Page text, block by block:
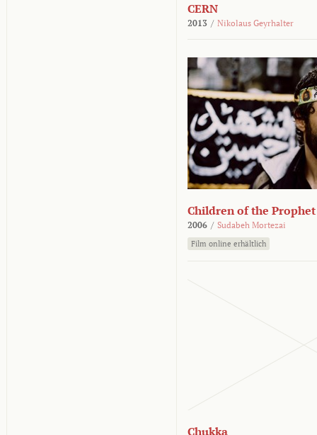
CERN
2013 / Nikolaus Geyrhalter
Children of the Prophet
2006 / Sudabeh Mortezai
Film online erhältlich
Chukka